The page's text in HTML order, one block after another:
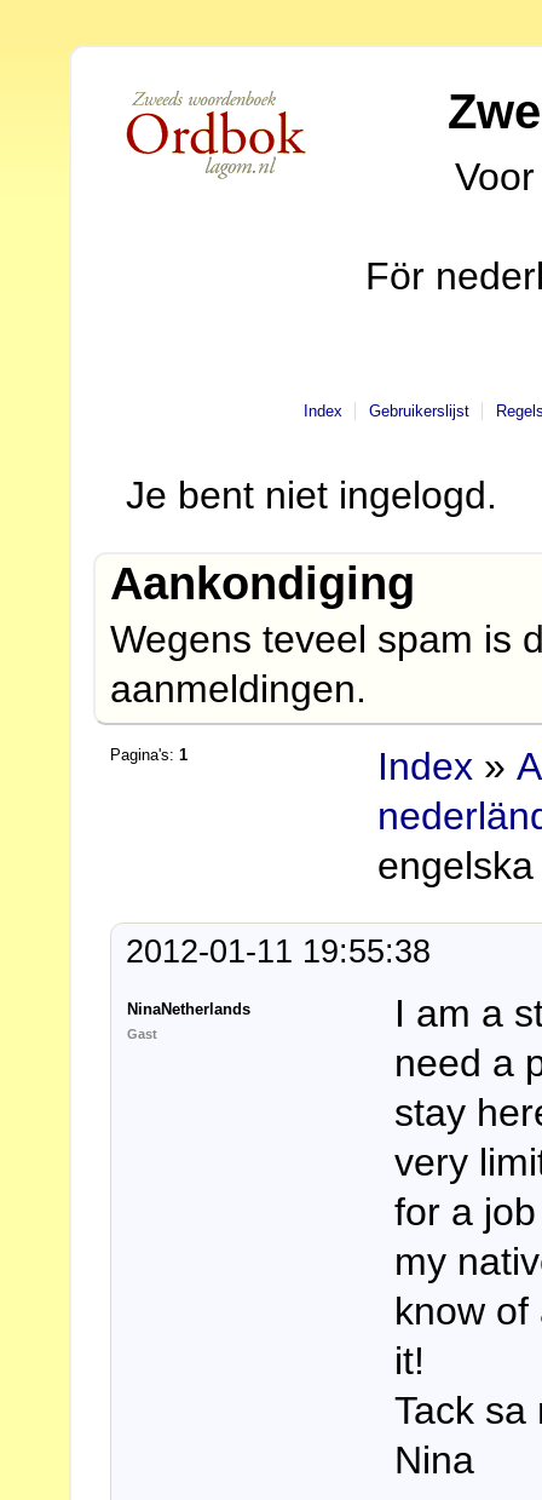
För
Index Gebruikerslijst
Je bent niet ingelogd.
Aankondiging
Wegens teveel spam is
aanmeldingen.
Pagina's:1 Index »
2012-01-11 19:55:38
NinaNetherlands
Gast
I am a
need a
stay
very
for a
my
know of
it!
Tack sa
Nina